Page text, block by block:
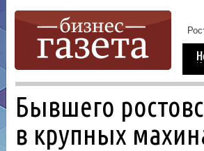
Бывшего
в крупных